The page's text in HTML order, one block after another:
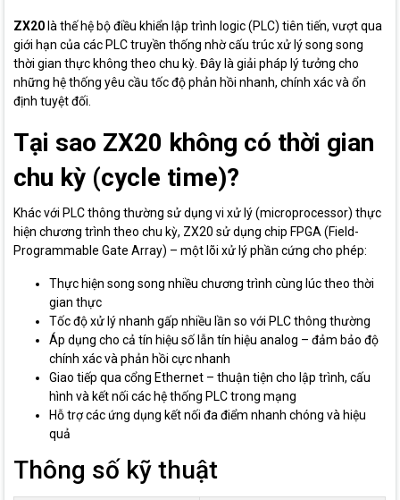
ZX20 là thế hệ bộ điều khiển lập trình logic (PLC) tiên tiến, vượt qua
giới hạn của các PLC truyền thống nhờ cấu trúc xử lý song song
thời gian thực không theo chu kỳ. Đây là giải pháp lý tưởng cho
những hệ thống yêu cầu tốc độ phản hồi nhanh, chính xác và ổn
định tuyệt đối.
Tại sao ZX20 không có thời gian
chu kỳ (cycle time)?
Khác với PLC thông thường sử dụng vi xử lý (microprocessor) thực
hiện chương trình theo chu kỳ, ZX20 sử dụng chip FPGA (Field-
Programmable Gate Array) – một lõi xử lý phần cứng cho phép:
Thực hiện song song nhiều chương trình cùng lúc theo thời
gian thực
Tốc độ xử lý nhanh gấp nhiều lần so với PLC thông thường
Áp dụng cho cả tín hiệu số lẫn tín hiệu analog – đảm bảo độ
chính xác và phản hồi cực nhanh
Giao tiếp qua cổng Ethernet – thuận tiện cho lập trình, cấu
hình và kết nối các hệ thống PLC trong mạng
Hỗ trợ các ứng dụng kết nối đa điểm nhanh chóng và hiệu
quả
Thông số kỹ thuật